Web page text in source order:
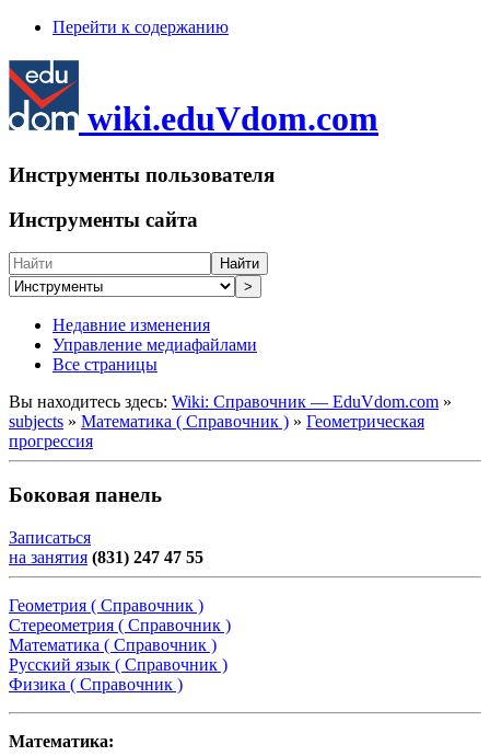
Перейти к содержанию
wiki.eduVdom.com
Инструменты пользователя
Инструменты сайта
Найти
>
Недавние изменения
Управление медиафайлами
Все страницы
Вы находитесь здесь: Wiki: Справочник — EduVdom.com »
subjects » Математика ( Справочник ) » Геометрическая
прогрессия
Боковая панель
Записаться
на занятия (831) 247 47 55
Геометрия ( Справочник )
Стереометрия ( Справочник )
Математика ( Справочник )
Русский язык ( Справочник )
Физика ( Справочник )
Математика: